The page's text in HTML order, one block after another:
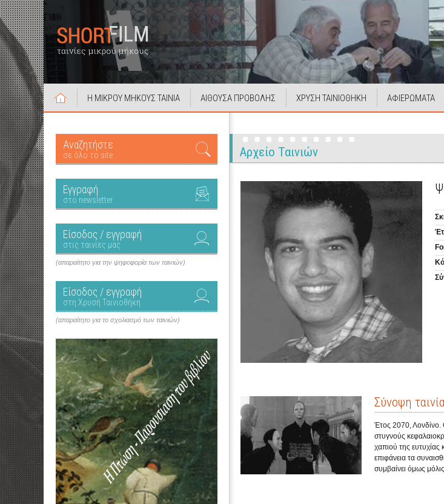
Η ΜΙΚΡΟΥ ΜΗΚΟΥΣ ΤΑΙΝΙΑ ΑΙΘΟΥΣΑ ΠΡΟΒΟΛΗΣ ΧΡΥΣΗ ΤΑΙΝΙΟΘΗΚΗ ΑΦΙΕΡΩΜΑΤΑ
Αναζητήστε
σε όλο το site
Εγγραφή
στο newsletter
Είσοδος / εγγραφή
στις ταινίες μας
(απαραίτητο για την ψηφοφορία των ταινιών)
Είσοδος / εγγραφή
στη Χρυσή Ταινιοθήκη
(απαραίτητο για το σχολιασμό των ταινιών)
Αρχείο Ταινιών
Σύνοψη
Έτος 2070, Λονδίνο.
στυγνούς
χαπιού της
επιφάνεια τα
συμβαίνει όμως